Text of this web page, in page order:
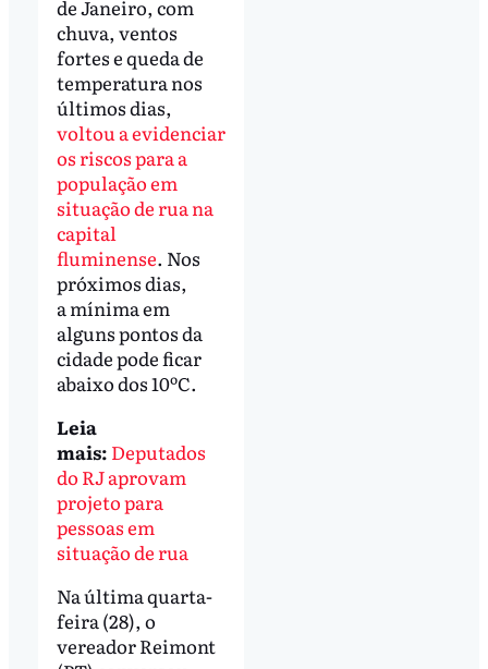
de Janeiro, com
chuva, ventos
fortes e queda de
temperatura nos
últimos dias,
voltou a evidenciar
os riscos para a
população em
situação de rua na
capital
fluminense. Nos
próximos dias,
a mínima em
alguns pontos da
cidade pode ficar
abaixo dos 10ºC.
Leia
mais: Deputados
do RJ aprovam
projeto para
pessoas em
situação de rua
Na última quarta-
feira (28), o
vereador Reimont